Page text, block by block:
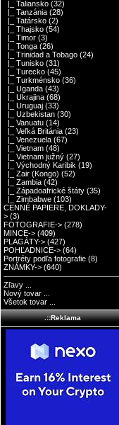
|_ Taliansko (32)
|_ Tanzánia (28)
|_ Tatársko (2)
|_ Thajsko (54)
|_ Timor (3)
|_ Tonga (26)
|_ Trinidad a Tobago (24)
|_ Tunisko (31)
|_ Turecko (45)
|_ Turkménsko (36)
|_ Uganda (43)
|_ Ukrajina (68)
|_ Uruguaj (33)
|_ Uzbekistan (30)
|_ Vanuatu (14)
|_ Veľká Británia (23)
|_ Venezuela (67)
|_ Vietnam (48)
|_ Vietnam južný (27)
|_ Východný Karibik (19)
|_ Zair (Kongo) (52)
|_ Zambia (42)
|_ Západoafrické štáty (35)
|_ Zimbabwe (103)
CENNÉ PAPIERE, DOKLADY-
> (3)
FOTOGRAFIE-> (278)
MINCE-> (409)
PLAGÁTY-> (427)
POHĽADNICE-> (64)
Portréty podľa fotografie (8)
ZNÁMKY-> (640)
Zľavy ...
Nový tovar ...
Všetok tovar ...
.::Reklama